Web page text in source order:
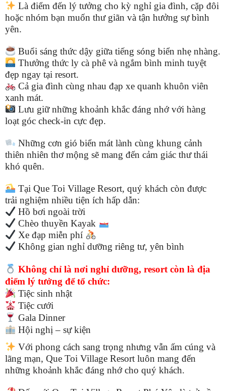
Là điểm đến lý tưởng cho kỳ nghỉ gia đình, cặp đôi
hoặc nhóm bạn muốn thư giãn và tận hưởng sự bình
yên.
Buổi sáng thức dậy giữa tiếng sóng biển nhẹ nhàng.
Thưởng thức ly cà phê và ngắm bình minh tuyệt
đẹp ngay tại resort.
Cả gia đình cùng nhau đạp xe quanh khuôn viên
xanh mát.
Lưu giữ những khoảnh khắc đáng nhớ với hàng
loạt góc check-in cực đẹp.
Những cơn gió biển mát lành cùng khung cảnh
thiên nhiên thơ mộng sẽ mang đến cảm giác thư thái
khó quên.
Tại Que Toi Village Resort, quý khách còn được
trải nghiệm nhiều tiện ích hấp dẫn:
Hồ bơi ngoài trời
Chèo thuyền Kayak
Xe đạp miễn phí
Không gian nghỉ dưỡng riêng tư, yên bình
Không chỉ là nơi nghỉ dưỡng, resort còn là địa
điểm lý tưởng để tổ chức:
Tiệc sinh nhật
Tiệc cưới
Gala Dinner
Hội nghị – sự kiện
Với phong cách sang trọng nhưng vẫn ấm cúng và
lãng mạn, Que Toi Village Resort luôn mang đến
những khoảnh khắc đáng nhớ cho quý khách.